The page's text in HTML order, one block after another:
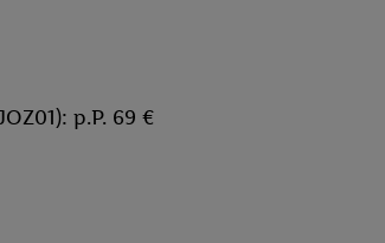
p.P. 69 €